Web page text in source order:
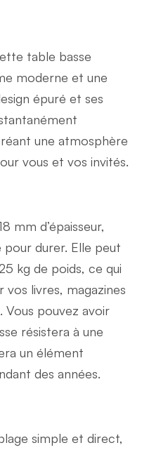
table basse
moderne et une
épuré et ses
une atmosphère
vous et vos invités.
mm d’épaisseur,
durer. Elle peut
kg de poids, ce qui
livres, magazines
pouvez avoir
résistera à une
un élément
des années.
simple et direct,